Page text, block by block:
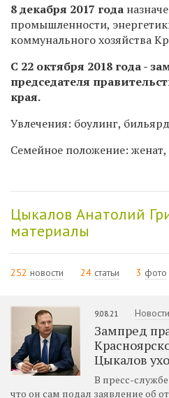
8 декабря 2017 года
промышленности,
коммунального хозяйства
С 22 октября 2018 года -
председателя
края.
Увлечения: боулинг,
Семейное положение:
Цыкалов Анатолий
материалы
252 новости 24 статьи 3 фото
9.08.21 Новости
Зампред
Цыкалов
В пресс-
что он сам подал заявление об